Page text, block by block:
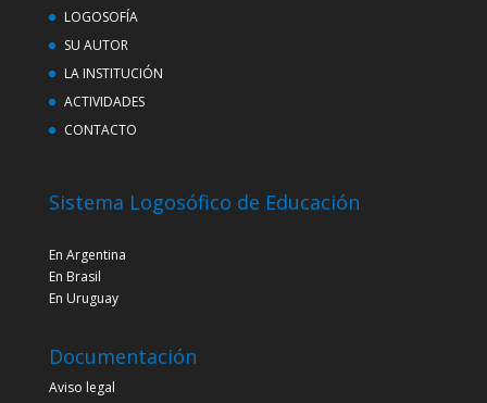
LOGOSOFÍA
SU AUTOR
LA INSTITUCIÓN
ACTIVIDADES
CONTACTO
Sistema Logosófico de Educación
En Argentina
En Brasil
En Uruguay
Documentación
Aviso legal